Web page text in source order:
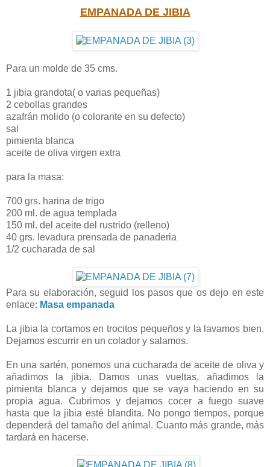
EMPANADA DE JIBIA
Para un molde de 35 cms.
1 jibia grandota( o varias pequeñas)
2 cebollas grandes
azafrán molido (o colorante en su defecto)
sal
pimienta blanca
aceite de oliva virgen extra
para la masa:
700 grs. harina de trigo
200 ml. de agua templada
150 ml. del aceite del rustrido (relleno)
40 grs. levadura prensada de panaderia
1/2 cucharada de sal
Para su elaboración, seguid los pasos que os dejo en este
enlace: Masa empanada
La jibia la cortamos en trocitos pequeños y la lavamos bien.
Dejamos escurrir en un colador y salamos.
En una sartén, ponemos una cucharada de aceite de oliva y
añadimos la jibia. Damos unas vueltas, añadimos la
pimienta blanca y dejamos que se vaya haciendo en su
propia agua. Cubrimos y dejamos cocer a fuego suave
hasta que la jibia esté blandita. No pongo tiempos, porque
dependerá del tamaño del animal. Cuanto más grande, más
tardará en hacerse.